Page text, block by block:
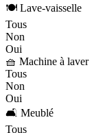
🍽️ Lave-vaisselle
Tous
Non
Oui
🧺 Machine à laver
Tous
Non
Oui
🛋️ Meublé
Tous